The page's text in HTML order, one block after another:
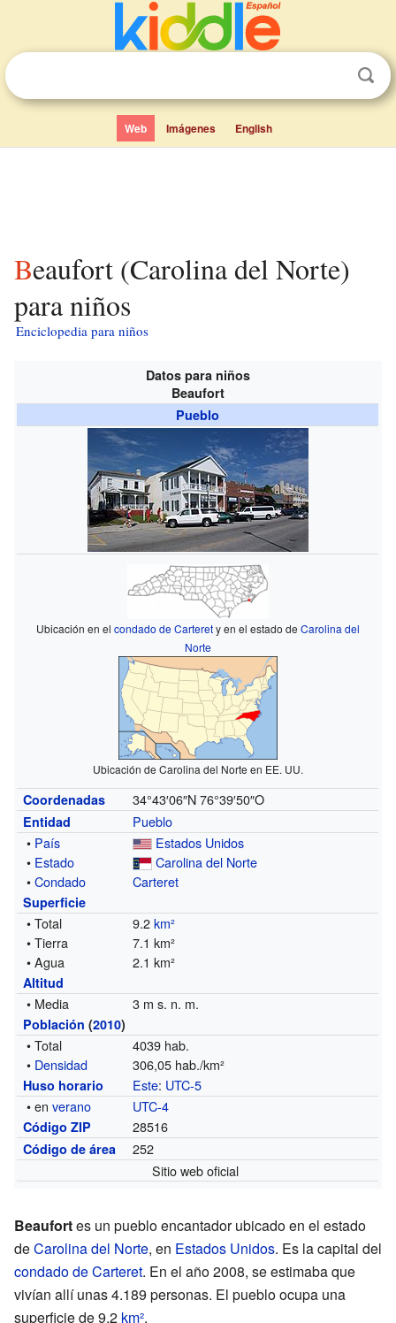
Web Imágenes English
Beaufort (Carolina del Norte)
para niños
Enciclopedia para niños
Datos para niños
Beaufort
Pueblo
Ubicación en el condado de Carterety en el estado de Carolina del
Norte
Ubicación de Carolina del Norte en EE. UU.
Coordenadas 34°43′06″N 76°39′50″O
Entidad
Pueblo
• País
Estados Unidos
• Estado
Carolina del Norte
•Condado Carteret
Superficie
• Total 9.2km²
• Tierra
7.1 km²
• Agua
2.1 km²
Altitud
• Media 3 m s. n. m.
Población (2010)
• Total
4039 hab.
• Densidad 306,05 hab./km²
Huso horario Este: UTC-5
• enverano UTC-4
Código ZIP 28516
Código de área
252
Sitio web oficial
Beaufortes un pueblo encantador ubicado en el estado
deCarolina del Norte, en Estados Unidos. Es la capital del
condado de Carteret. En el año 2008, se estimaba que
vivían allí unas 4.189 personas. El pueblo ocupa una
superficie de 9.2 km².